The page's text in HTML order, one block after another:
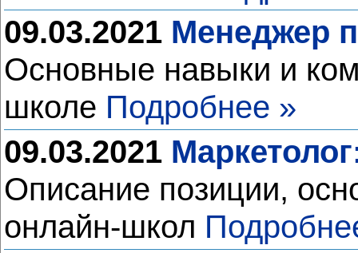
09.03.2021 Менеджер
Основные навыки и
школе Подробнее »
09.03.2021
Описание позиции,
онлайн-школ